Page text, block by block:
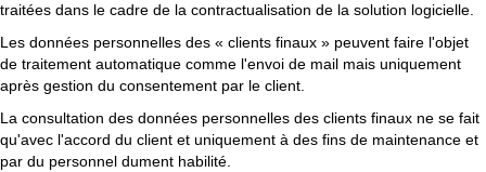
traitées dans le cadre de la contractualisation de la solution logicielle.
Les données personnelles des « clients finaux » peuvent faire l'objet
de traitement automatique comme l'envoi de mail mais uniquement
après gestion du consentement par le client.
La consultation des données personnelles des clients finaux ne se fait
qu'avec l'accord du client et uniquement à des fins de maintenance et
par du personnel dument habilité.